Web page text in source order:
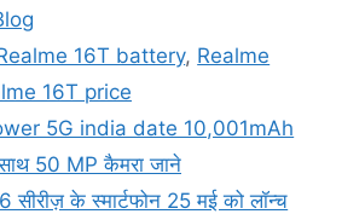
16T battery, Realme
16T price
5G india date 10,001mAh
50 MP कैमरा जाने
के स्मार्टफोन 25 मई को लॉन्च